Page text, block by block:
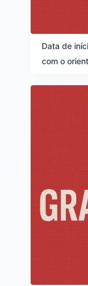
Data de
com o